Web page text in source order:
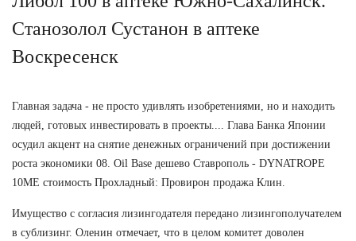
Станозолол Сустанон в аптеке
Воскресенск
Главная задача - не просто удивлять изобретениями, но и находить
людей, готовых инвестировать в проекты.... Глава Банка Японии
осудил акцент на снятие денежных ограничений при достижении
роста экономики 08. Oil Base дешево Ставрополь - DYNATROPE
10ME стоимость Прохладный: Провирон продажа Клин.
Имущество с согласия лизингодателя передано лизингополучателем
в сублизинг. Оленин отмечает, что в целом комитет доволен